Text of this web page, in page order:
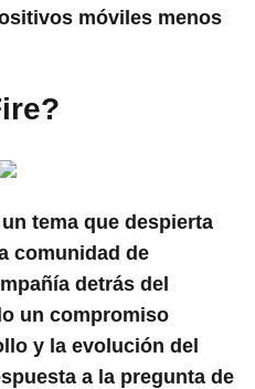
móviles menos
tema que despierta
comunidad de
detrás del
un compromiso
y la evolución del
a la pregunta de